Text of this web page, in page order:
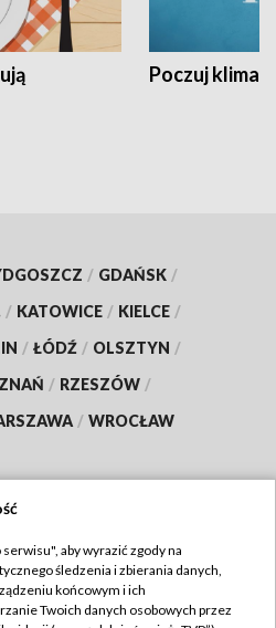
Poczuj klimat
/ GDAŃSK /
/ KATOWICE / KIELCE /
/ ŁÓDŹ / OLSZTYN /
/ RZESZÓW /
/ WROCŁAW
TVP
TVP
aby wyrazić zgody na
śledzenia i zbierania danych,
końcowym i ich
Twoich danych osobowych przez